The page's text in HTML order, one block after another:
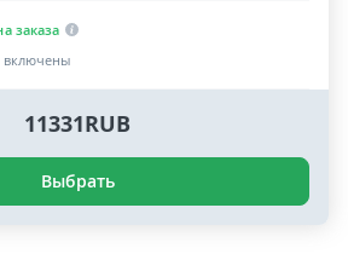
заказа
включены
11331RUB
Выбрать